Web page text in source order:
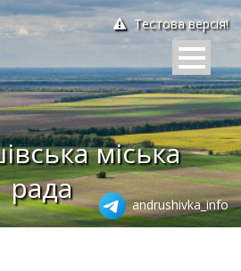
Тестова версія!
міська
рада
andrushivka_info